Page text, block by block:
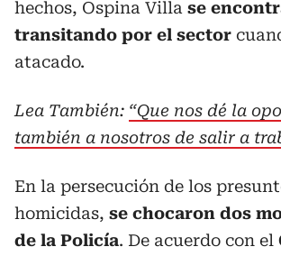
hechos, Ospina Villa se
transitando por el sector
atacado.
Lea También: “Que nos dé la
también a nosotros de salir a
En la persecución de los
homicidas, se chocaron dos
de la Policía. De acuerdo con el